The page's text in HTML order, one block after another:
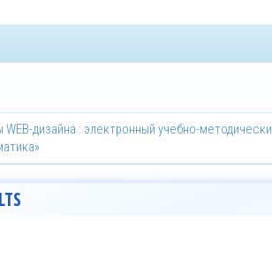
WEB-дизайна : электронный учебно-